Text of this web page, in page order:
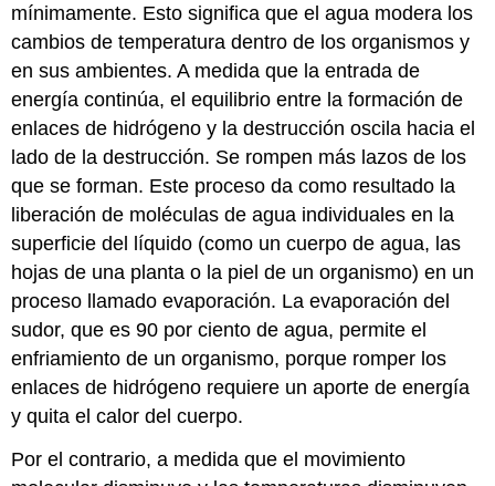
mínimamente. Esto significa que el agua modera los
cambios de temperatura dentro de los organismos y
en sus ambientes. A medida que la entrada de
energía continúa, el equilibrio entre la formación de
enlaces de hidrógeno y la destrucción oscila hacia el
lado de la destrucción. Se rompen más lazos de los
que se forman. Este proceso da como resultado la
liberación de moléculas de agua individuales en la
superficie del líquido (como un cuerpo de agua, las
hojas de una planta o la piel de un organismo) en un
proceso llamado evaporación. La evaporación del
sudor, que es 90 por ciento de agua, permite el
enfriamiento de un organismo, porque romper los
enlaces de hidrógeno requiere un aporte de energía
y quita el calor del cuerpo.
Por el contrario, a medida que el movimiento